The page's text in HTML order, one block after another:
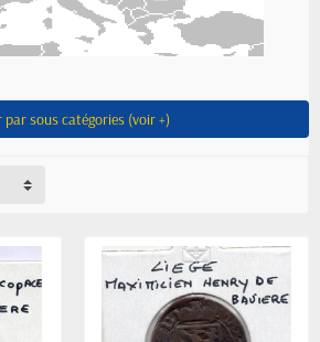
par sous catégories (voir +)